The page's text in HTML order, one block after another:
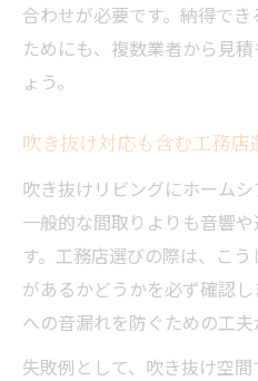
合わせが必要です。納得で
ためにも、複数業者から見
ょう。
吹き抜け対応も含む工務店
吹き抜けリビングにホームシ
一般的な間取りよりも音響
す。工務店選びの際は、こ
があるかどうかを必ず確認
への音漏れを防ぐための工夫
失敗例として、吹き抜け空